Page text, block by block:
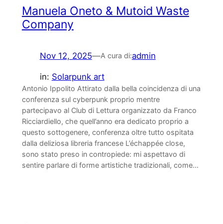
Manuela Oneto & Mutoid Waste
Company
Nov 12, 2025—A cura di:admin
in: Solarpunk art
Antonio Ippolito Attirato dalla bella coincidenza di una
conferenza sul cyberpunk proprio mentre
partecipavo al Club di Lettura organizzato da Franco
Ricciardiello, che quell’anno era dedicato proprio a
questo sottogenere, conferenza oltre tutto ospitata
dalla deliziosa libreria francese L’échappée close,
sono stato preso in contropiede: mi aspettavo di
sentire parlare di forme artistiche tradizionali, come…